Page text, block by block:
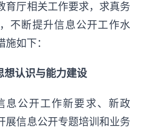
育厅相关工作要求，求真务
不断提升信息公开工作水
如下：
想认识与能力建设
息公开工作新要求、新政
展信息公开专题培训和业务